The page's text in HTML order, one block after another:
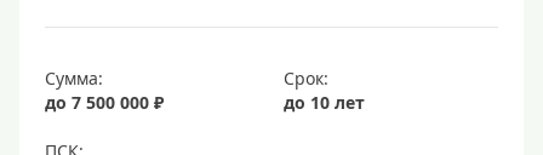
Сумма:
до 7 500 000 ₽
Срок:
до 10 лет